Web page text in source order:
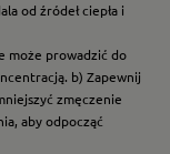
od źródeł ciepła i
może prowadzić do
b) Zapewnij
zmęczenie
aby odpocząć